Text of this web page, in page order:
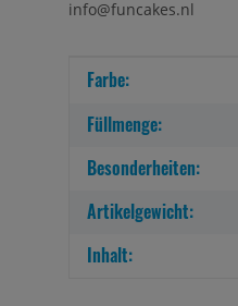
info@funcakes.nl
Produkteigenschaft
Wert
Farbe:
Füllmenge:
Besonderheiten:
Artikelgewicht:
Inhalt: